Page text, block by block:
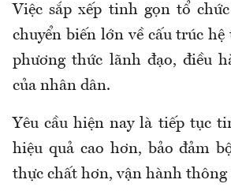
Việc sắp xếp tinh gọn tổ
chuyển biến lớn về cấu trúc
phương thức lãnh đạo, điều
của nhân dân.
Yêu cầu hiện nay là tiếp tục
hiệu quả cao hơn, bảo đảm
thực chất hơn, vận hành thông